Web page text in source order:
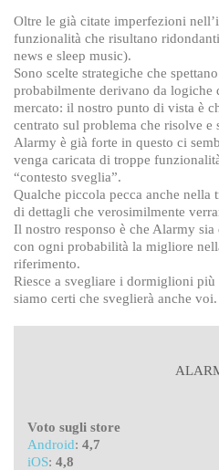
Oltre le già citate imperfezioni
funzionalità che risultano
news e sleep music).
Sono scelte strategiche che
probabilmente derivano da logiche
mercato: il nostro punto di vista è
centrato sul problema che risolve e
Alarmy è già forte in questo ci
venga caricata di troppe
“contesto sveglia”.
Qualche piccola pecca anche nella
di dettagli che verosimilmente
Il nostro responso è che Alarmy sia
con ogni probabilità la migliore
riferimento.
Riesce a svegliare i dormiglioni
siamo certi che sveglierà anche voi.
Voto sugli store
Android: 4,7
iOS: 4,8